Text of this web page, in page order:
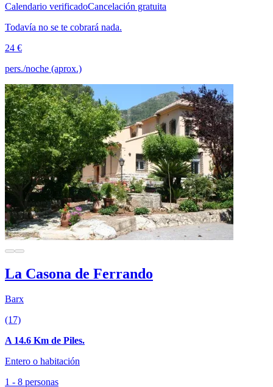
Calendario verificadoCancelación gratuita
Todavía no se te cobrará nada.
24 €
pers./noche (aprox.)
La Casona de Ferrando
Barx
(17)
A 14.6 Km de Piles.
Entero o habitación
1 - 8 personas